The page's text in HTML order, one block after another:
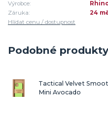
Výrobce:
Záruka:
24
Hlídat cenu / dostupnost
Podobné produkty
Tactical Velvet
Mini Avocado